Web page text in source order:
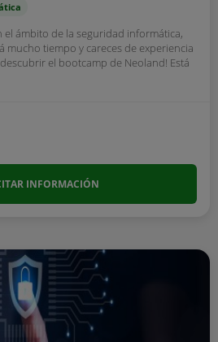
el ámbito de la seguridad informática,
mucho tiempo y careces de experiencia
el bootcamp de Neoland! Está
INFORMACIÓN